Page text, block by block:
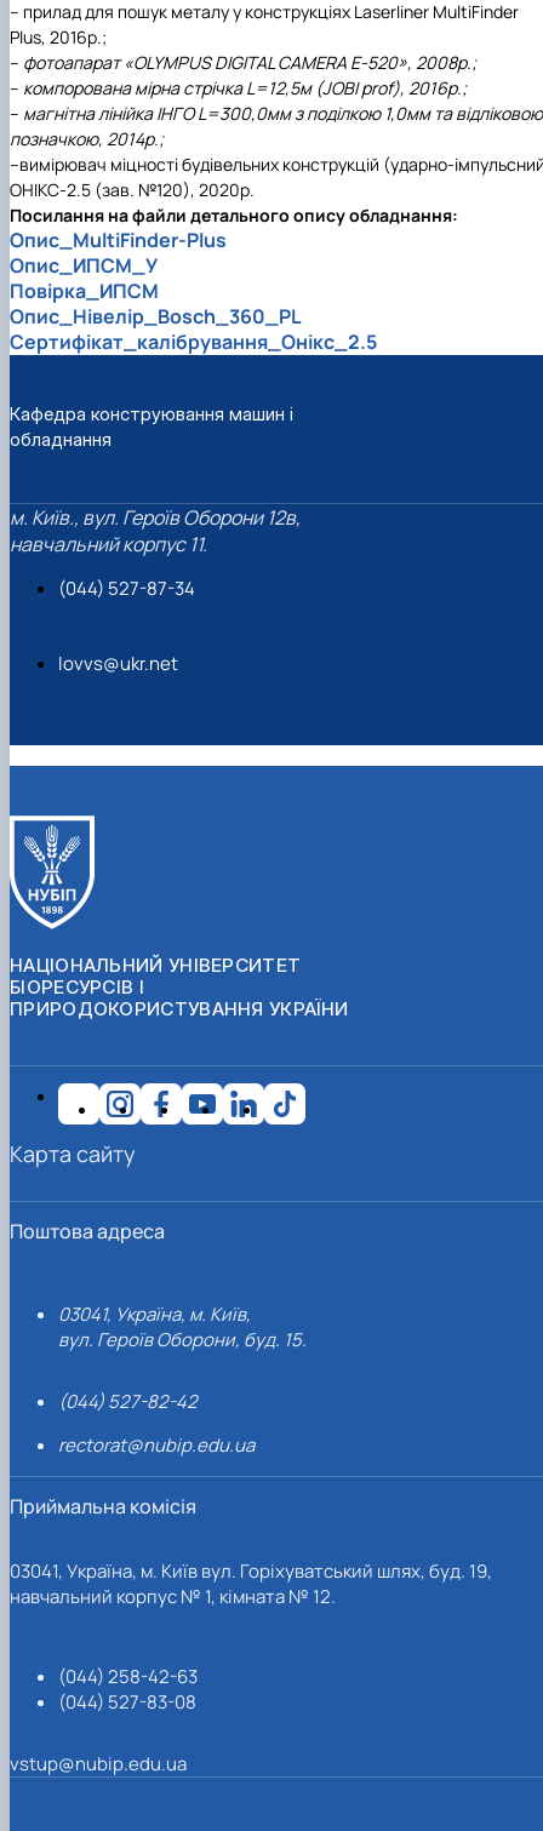
– прилад для пошук металу у конструкціях Laserliner MultiFinder
Plus, 2016р.;
– фотоапарат «OLYMPUS DIGITAL CAMERА Е-520», 2008р.;
– компорована мірна стрічка L=12,5м (JOBI prof), 2016р.;
– магнітна лінійка ІНГО L=300,0мм з поділкою 1,0мм та відліковою
позначкою, 2014р.;
–вимірювач міцності будівельних конструкцій (ударно-
ОНІКС-2.5 (зав. №120), 2020р.
Посилання на файли детального опису обладнання:
Опис_MultiFinder-Plus
Опис_ИПСМ_У
Повірка_ИПСМ
Опис_Нівелір_Bosch_360_PL
Сертифікат_калібрування_Онікс_2.5
Кафедра конструювання машин і
обладнання
м. Київ., вул. Героїв Оборони 12в,
навчальний корпус 11.
(044) 527-87-34
lovvs@ukr.net
НАЦІОНАЛЬНИЙ УНІВЕРСИТЕТ
БІОРЕСУРСІВ І
ПРИРОДОКОРИСТУВАННЯ УКРАЇНИ
Поштова адреса
03041, Україна, м. Київ,
вул. Героїв Оборони, буд. 15.
(044) 527-82-42
rectorat@nubip.edu.ua
Приймальна комісія
03041, Україна, м. Київ вул. Горіхуватський шлях, буд. 19,
навчальний корпус № 1, кімната № 12.
(044) 258-42-63
(044) 527-83-08
vstup@nubip.edu.ua
Карта сайту